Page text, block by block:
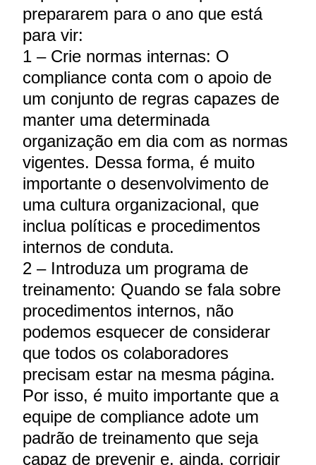
prepararem para o ano que está
para vir:
1 – Crie normas internas: O
compliance conta com o apoio de
um conjunto de regras capazes de
manter uma determinada
organização em dia com as normas
vigentes. Dessa forma, é muito
importante o desenvolvimento de
uma cultura organizacional, que
inclua políticas e procedimentos
internos de conduta.
2 – Introduza um programa de
treinamento: Quando se fala sobre
procedimentos internos, não
podemos esquecer de considerar
que todos os colaboradores
precisam estar na mesma página.
Por isso, é muito importante que a
equipe de compliance adote um
padrão de treinamento que seja
capaz de prevenir e, ainda, corrigir